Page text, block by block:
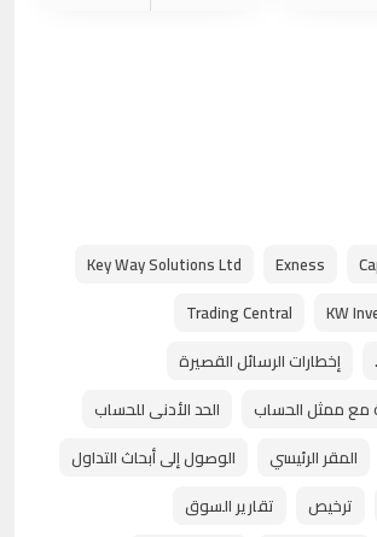
Exness
Key Way Solutions Ltd
KW
Trading Central
إخطارات الرسائل القصيرة
مع ممثل الحساب
الحد الأدنى للحساب
المقر الرئيسي
الوصول إلى أبحاث التداول
ترخيص
تقارير السوق